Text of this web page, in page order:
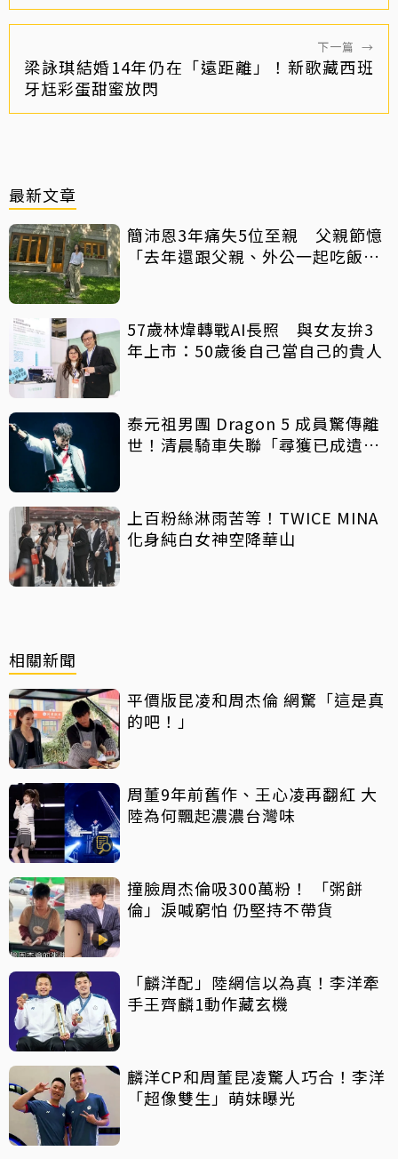
下一篇 →
梁詠琪結婚14年仍在「遠距離」！新歌藏西班
牙尪彩蛋甜蜜放閃
最新文章
簡沛恩3年痛失5位至親 父親節憶
「去年還跟父親、外公一起吃飯聊
57歲林煒轉戰AI長照 與女友拚3
年上市：50歲後自己當自己的貴人
泰元祖男團 Dragon 5 成員驚傳離
世！清晨騎車失聯「尋獲已成遺
上百粉絲淋雨苦等！TWICE MINA
化身純白女神空降華山
相關新聞
平價版昆凌和周杰倫 網驚「這是真
的吧！」
周董9年前舊作、王心凌再翻紅 大
陸為何飄起濃濃台灣味
撞臉周杰倫吸300萬粉！ 「粥餅
倫」淚喊窮怕 仍堅持不帶貨
「麟洋配」陸網信以為真！李洋牽
手王齊麟1動作藏玄機
麟洋CP和周董昆凌驚人巧合！李洋
「超像雙生」萌妹曝光